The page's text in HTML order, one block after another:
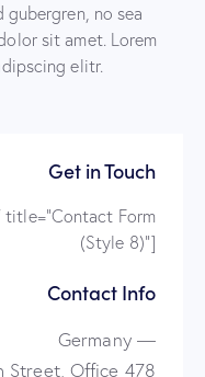
no sea
sit amet. Lorem
elitr.
Get in Touch
title=”Contact Form
(Style 8)”]
Contact Info
Germany —
Street, Office 478